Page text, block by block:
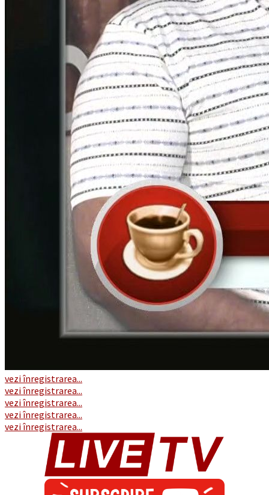
vezi înregistrarea...
vezi înregistrarea...
vezi înregistrarea...
vezi înregistrarea...
vezi înregistrarea...